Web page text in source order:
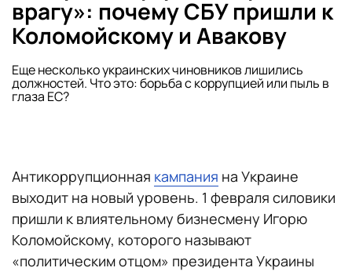
врагу»: почему СБУ пришли к
Коломойскому и Авакову
Еще несколько украинских чиновников лишились
должностей. Что это: борьба с коррупцией или пыль в
глаза ЕС?
Антикоррупционная кампания на Украине
выходит на новый уровень. 1 февраля силовики
пришли к влиятельному бизнесмену Игорю
Коломойскому, которого называют
«политическим отцом» президента Украины